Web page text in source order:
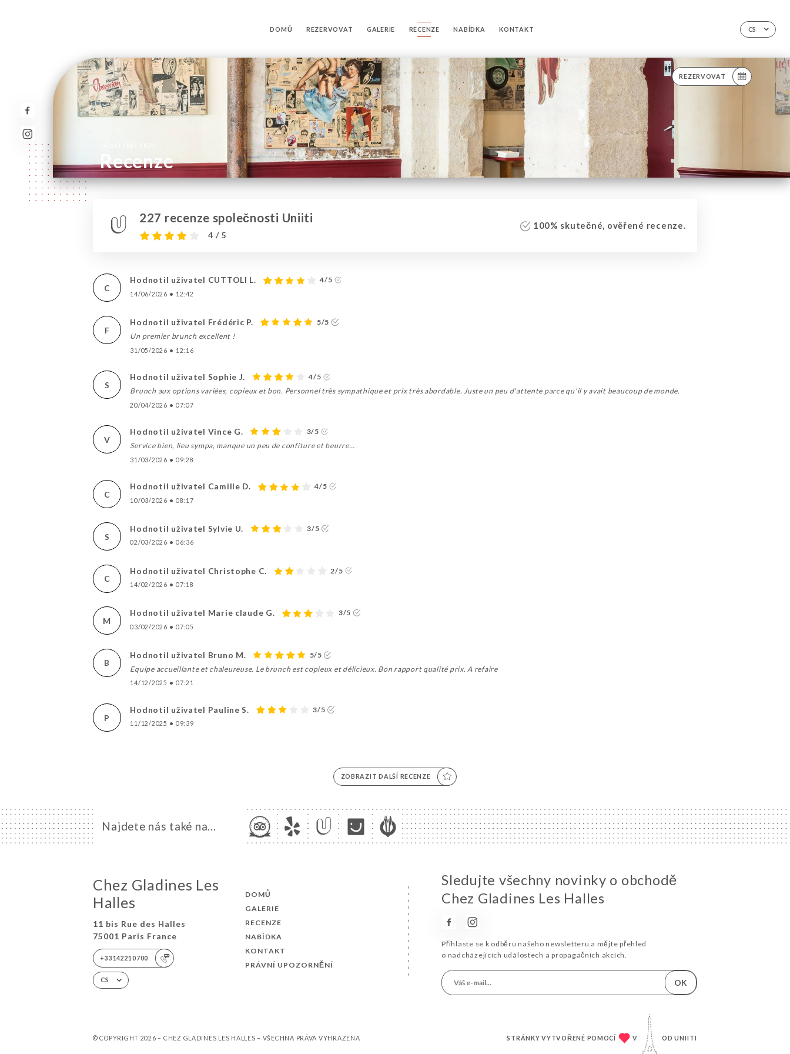
CS
DOMŮ REZERVOVAT GALERIE RECENZE NABÍDKA KONTAKT
REZERVOVAT
Recenze
227 recenze společnosti Uniiti
4 / 5
100% skutečné, ověřené recenze.
C
Hodnotil uživatel CUTTOLI L. 4/5
14/06/2026 • 12:42
F
Hodnotil uživatel Frédéric P.
5/5
Un premier brunch excellent !
31/05/2026 • 12:16
S
Hodnotil uživatel Sophie J.
4/5
Brunch aux options variées, copieux et bon. Personnel très sympathique et prix très abordable. Juste un peu d'attente parce qu'il y avait beaucoup de monde.
20/04/2026 • 07:07
V
Hodnotil uživatel Vince G.
3/5
Service bien, lieu sympa, manque un peu de confiture et beurre…
31/03/2026 • 09:28
C
Hodnotil uživatel Camille D. 4/5
10/03/2026 • 08:17
S
Hodnotil uživatel Sylvie U. 3/5
02/03/2026 • 06:36
C
Hodnotil uživatel Christophe C. 2/5
14/02/2026 • 07:18
M
Hodnotil uživatel Marie claude G. 3/5
03/02/2026 • 07:05
B
Hodnotil uživatel Bruno M.
5/5
Equipe accueillante et chaleureuse. Le brunch est copieux et délicieux. Bon rapport qualité prix. A refaire
14/12/2025 • 07:21
P
Hodnotil uživatel Pauline S. 3/5
11/12/2025 • 09:39
ZOBRAZIT DALŠÍ RECENZE
Najdete nás také na...
Chez Gladines Les
Halles
11 bis Rue des Halles
75001 Paris France
+33142210700
CS
DOMŮ
GALERIE
RECENZE
NABÍDKA
KONTAKT
PRÁVNÍ UPOZORNĚNÍ
Sledujte všechny novinky o obchodě
Chez Gladines Les Halles
Přihlaste se k odběru našeho newsletteru a mějte přehled
o nadcházejících událostech a propagačních akcích.
OK
© COPYRIGHT 2026 – CHEZ GLADINES LES HALLES – VŠECHNA PRÁVA VYHRAZENA STRÁNKY VYTVOŘENÉ POMOCÍ V ODUNIITI